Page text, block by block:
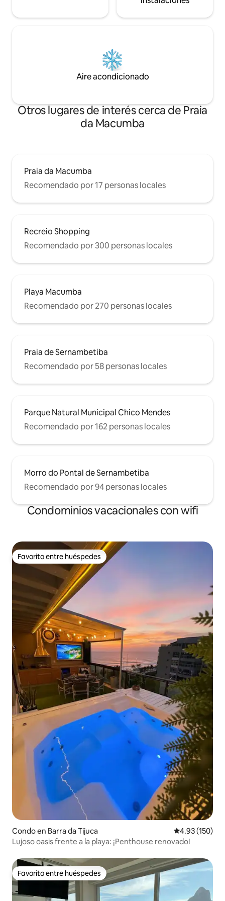
Aire acondicionado
Otros lugares de interés cerca de Praia
da Macumba
Praia da Macumba
Recomendado por 17 personas locales
Recreio Shopping
Recomendado por 300 personas locales
Playa Macumba
Recomendado por 270 personas locales
Praia de Sernambetiba
Recomendado por 58 personas locales
Parque Natural Municipal Chico Mendes
Recomendado por 162 personas locales
Morro do Pontal de Sernambetiba
Recomendado por 94 personas locales
Condominios vacacionales con wifi
Favorito entre huéspedes
Favorito entre huéspedes
Condo en Barra da Tijuca Calificación
4.93 (150)
Lujoso oasis frente a la playa: ¡Penthouse renovado!
Favorito entre huéspedes
Favorito entre huéspedes